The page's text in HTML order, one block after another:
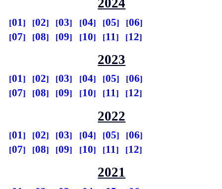
2024
01 02 03 04 05
06
07
08 09 10 11 12
2023
01 02 03 04 05
06
07
08 09 10 11 12
2022
01 02 03 04 05
06
07
08 09 10 11 12
2021